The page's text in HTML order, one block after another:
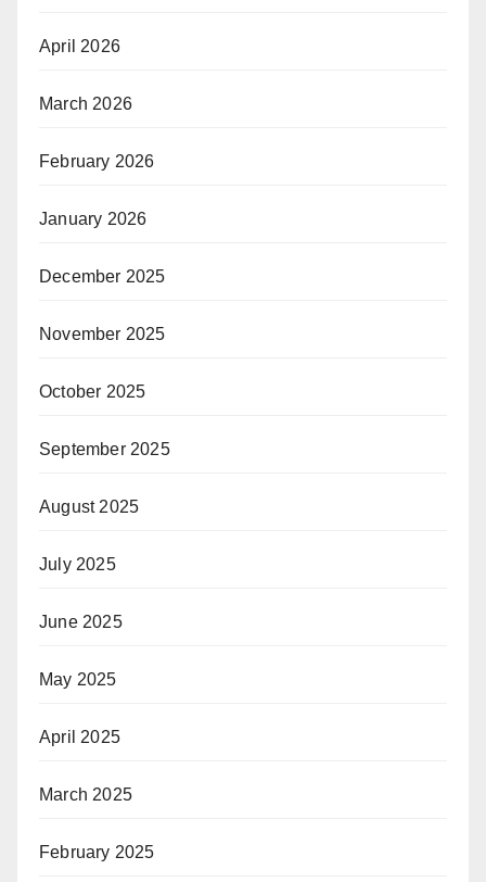
April 2026
March 2026
February 2026
January 2026
December 2025
November 2025
October 2025
September 2025
August 2025
July 2025
June 2025
May 2025
April 2025
March 2025
February 2025